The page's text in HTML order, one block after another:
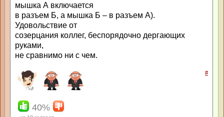
мышка А включается
в разъем Б, а мышка Б – в разъем А).
Удовольствие от
созерцания коллег, беспорядочно дергающих
руками,
не сравнимо ни с чем.
#
40%